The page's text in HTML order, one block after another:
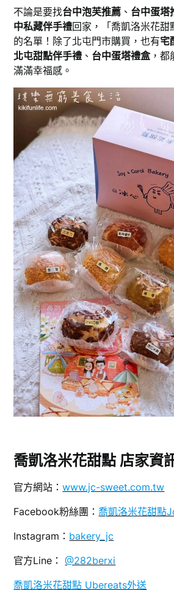
不論是要找台中泡芙推薦 、 台中蛋塔
中私藏伴手禮回家，「喬凱洛米花
的名單！除了北屯門市購買，也有宅
北屯甜點伴手禮 、 台中蛋塔禮盒，都
滿滿幸福感。
喬凱洛米花甜點 店家資
官方網站：www.jc-sweet.com.tw
Facebook粉絲團：喬凱洛米花甜點
Instagram： bakery_jc
官方Line：@282berxi
喬凱洛米花甜點 Ubereats外送